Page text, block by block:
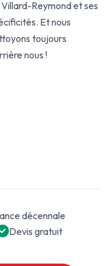
Reymond et ses
Et nous
toujours
nous !
décennale
Devis gratuit